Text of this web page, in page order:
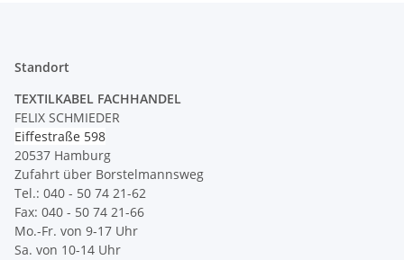
Standort
TEXTILKABEL FACHHANDEL
FELIX SCHMIEDER
Eiffestraße 598
20537 Hamburg
Zufahrt über Borstelmannsweg
Tel.: 040 - 50 74 21-62
Fax: 040 - 50 74 21-66
Mo.-Fr. von 9-17 Uhr
Sa. von 10-14 Uhr